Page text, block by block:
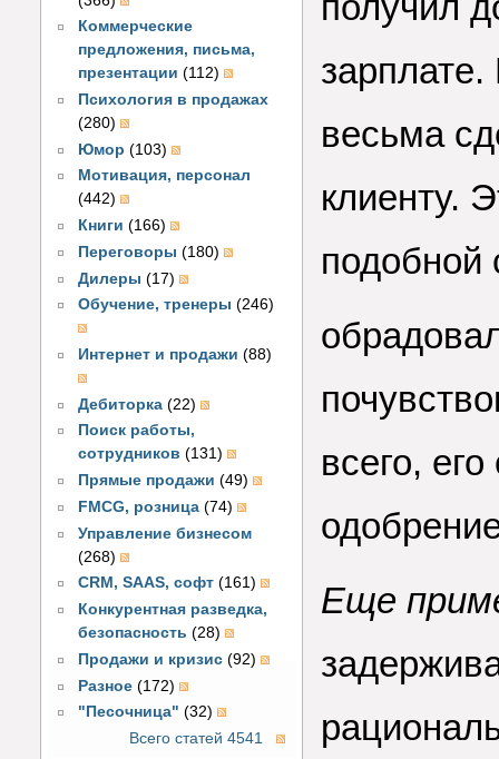
Коммерческие
предложения, письма,
презентации (112)
Психология в продажах
(280)
Юмор (103)
Мотивация, персонал
(442)
Книги (166)
Переговоры (180)
Дилеры (17)
Обучение, тренеры (246)
Интернет и продажи (88)
Дебиторка (22)
Поиск работы,
сотрудников (131)
Прямые продажи (49)
FMCG, розница (74)
Управление бизнесом
(268)
CRM, SAAS, софт (161)
Конкурентная разведка,
безопасность (28)
Продажи и кризис (92)
Разное (172)
"Песочница" (32)
Всего статей 4541
весьма
клиенту.
подобной
всего,
Еще